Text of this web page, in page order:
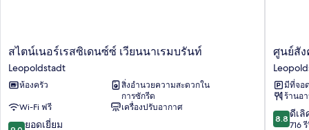
ส
ไตน์
เนอ
ร์เรส
เดน
ซ์ซ์
สไตน์เนอร์เรสซิเดนซ์ซ์ เวียนนาเรมบรันท์
Leopoldstadt
ห้องครัว
สิ่งอำนวยความสะดวกใน
การซักรีด
Wi-Fi ฟรี
เครื่องปรับอากาศ
9.0 ยอดเยี่ยม
ศูนย์
สังคม
The
Social
Hub
Vienna
ศูนย์สัง
มีที่จอ
ร้านอ
8.8
จาก
8.8 ดีเลิ
716